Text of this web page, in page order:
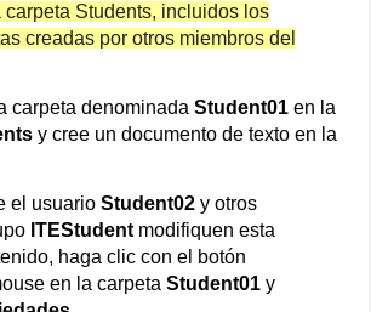
carpeta Students, incluidos los
creadas por otros miembros del
carpeta denominadaStudent01 en la
y cree un documento de texto en la
el usuarioStudent02 y otros
ITEStudent modifiquen esta
haga clic con el botón
en la carpetaStudent01 y